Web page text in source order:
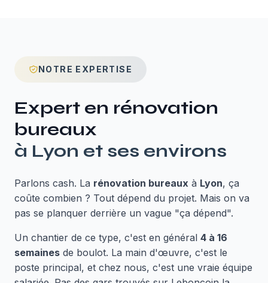
NOTRE EXPERTISE
Expert en rénovation
bureaux
à Lyon et ses environs
Parlons cash. La rénovation bureaux à Lyon, ça
coûte combien ? Tout dépend du projet. Mais on va
pas se planquer derrière un vague "ça dépend".
Un chantier de ce type, c'est en général 4 à 16
semaines de boulot. La main d'œuvre, c'est le
poste principal, et chez nous, c'est une vraie équipe